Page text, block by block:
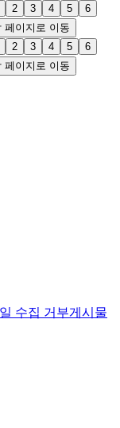
2 3 4 5
6
페이지로 이동
2 3 4 5
6
페이지로 이동
수집 거부게시물